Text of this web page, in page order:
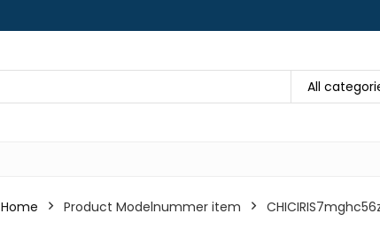
All
Home Product Modelnummer item